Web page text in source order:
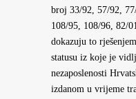
broj 33/92, 57/92,
108/95, 108/96, 82/
dokazuju to
statusu iz koje je
nezaposlenosti
izdanom u vrijeme